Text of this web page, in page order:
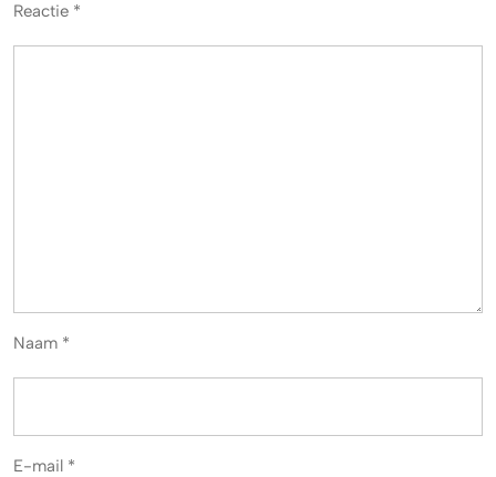
Reactie *
Naam *
E-mail *